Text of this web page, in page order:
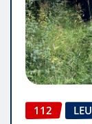
112